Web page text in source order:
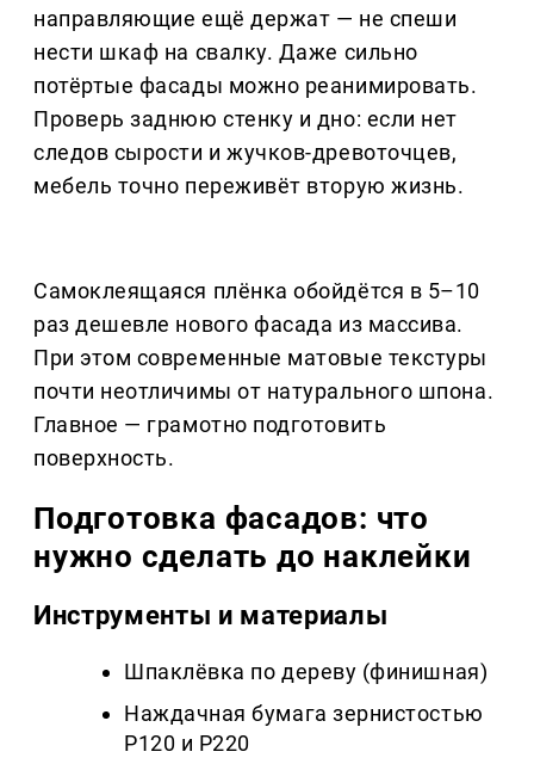
направляющие ещё держат — не спеши
нести шкаф на свалку. Даже сильно
потёртые фасады можно реанимировать.
Проверь заднюю стенку и дно: если нет
следов сырости и жучков-древоточцев,
мебель точно переживёт вторую жизнь.
Самоклеящаяся плёнка обойдётся в 5–10
раз дешевле нового фасада из массива.
При этом современные матовые текстуры
почти неотличимы от натурального шпона.
Главное — грамотно подготовить
поверхность.
Подготовка фасадов: что
нужно сделать до наклейки
Инструменты и материалы
Шпаклёвка по дереву (финишная)
Наждачная бумага зернистостью
P120 и P220